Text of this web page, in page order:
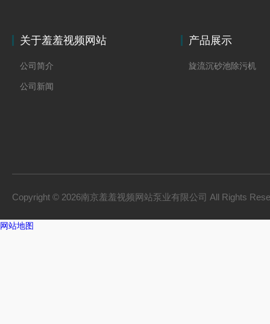
关于羞羞视频网站
公司简介
公司新闻
产品展示
旋流沉砂池除污机
Copyright © 2026南京羞羞视频网站泵业有限公司 All Rights
网站地图